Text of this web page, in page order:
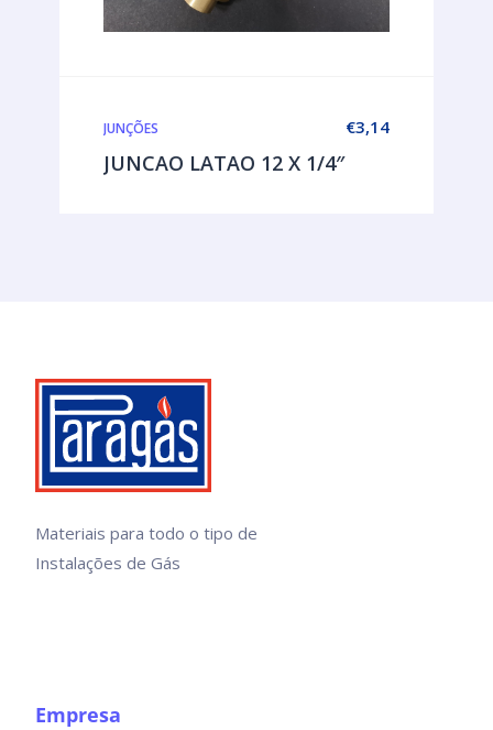
€3,14
JUNÇÕES
JUNCAO LATAO 12 X 1/4″
Materiais para todo o tipo de
Instalações de Gás
Empresa